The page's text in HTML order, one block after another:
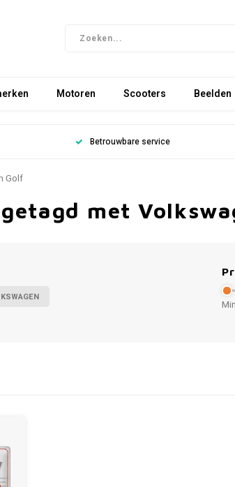
Motoren Scooters Beelden
Betrouwbare service
Golf
met